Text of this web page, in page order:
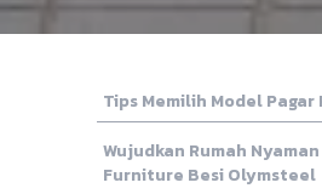
7
Tips Memilih Model
Wujudkan Rumah
Furniture Besi Olymsteel